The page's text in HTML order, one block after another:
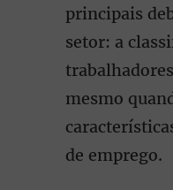
principais
setor: a
mesmo
de emprego.